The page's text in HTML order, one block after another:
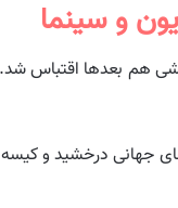
و سینما
هم بعدها
جهانی درخشید و